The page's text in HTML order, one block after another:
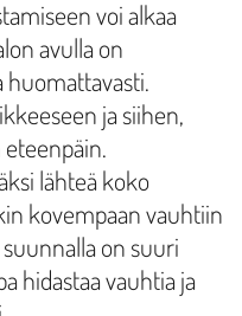
voi alkaa
avulla on
huomattavasti.
ja siihen,
lähteä koko
kovempaan vauhtiin
on suuri
hidastaa vauhtia ja